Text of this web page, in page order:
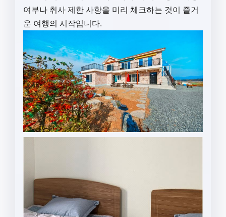
여부나 취사 제한 사항을 미리 체크하는 것이 즐거
운 여행의 시작입니다.